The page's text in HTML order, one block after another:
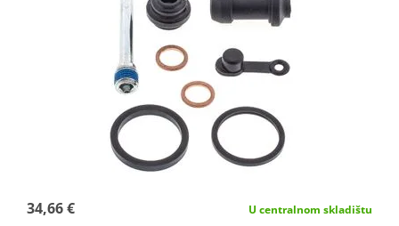
34,66 € U centralnom skladištu